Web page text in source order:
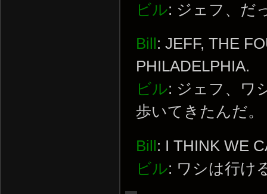
ビル: ジェフ、だ
Bill : JEFF, THE
PHILADELPHIA.
ビル: ジェフ、ワ
歩いてきたんだ。
Bill: I THINK WE
ビル: ワシは行け